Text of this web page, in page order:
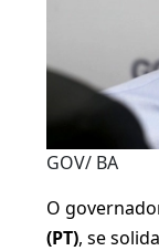
GOV/ BA
O
(PT), se